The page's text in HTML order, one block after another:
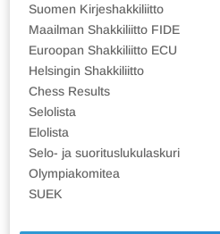
Suomen Kirjeshakkiliitto
Maailman Shakkiliitto FIDE
Euroopan Shakkiliitto ECU
Helsingin Shakkiliitto
Chess Results
Selolista
Elolista
Selo- ja suorituslukulaskuri
Olympiakomitea
SUEK